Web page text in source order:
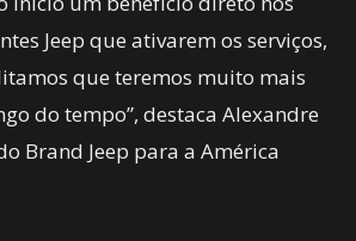
Jeep que ativarem os serviços,
que teremos muito mais
do tempo”, destaca Alexandre
Brand Jeep para a América